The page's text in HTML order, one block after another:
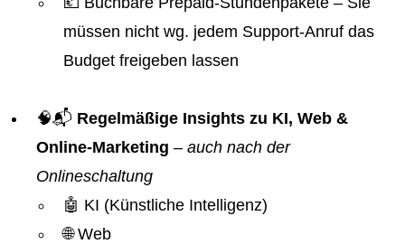
müssen nicht wg. jedem Support-Anruf das
Budget freigeben lassen
🧠📬 Regelmäßige Insights zu KI, Web &
Online-Marketing – auch nach der
Onlineschaltung
🤖 KI (Künstliche Intelligenz)
🌐 Web